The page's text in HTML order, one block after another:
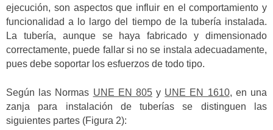
ejecución, son aspectos que influir en el comportamiento y
funcionalidad a lo largo del tiempo de la tubería instalada.
La tubería, aunque se haya fabricado y dimensionado
correctamente, puede fallar si no se instala adecuadamente,
pues debe soportar los esfuerzos de todo tipo.
Según las Normas UNE EN 805y UNE EN 1610, en una
zanja para instalación de tuberías se distinguen las
siguientes partes (Figura 2):